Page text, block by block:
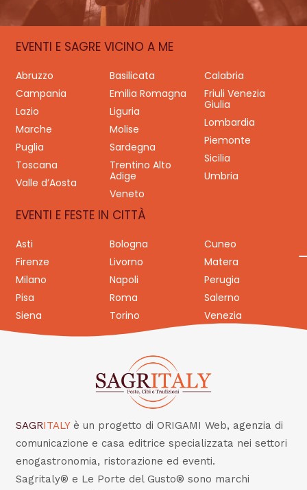
EVENTI E SAGRE VICINO A ME
Abruzzo Basilicata
Calabria
Campania
Emilia Romagna
Friuli Venezia
Giulia
Lazio
Liguria
Lombardia
Marche
Molise
Piemonte
Puglia
Sardegna
Sicilia
Toscana
Trentino Alto
Adige
Umbria
Valle d’Aosta
Veneto
EVENTI E FESTE IN CITTÀ
Asti Bologna
Cuneo
Firenze
Livorno
Matera
Milano
Napoli
Perugia
Pisa
Roma
Salerno
Siena
Torino Venezia
SAGRITALY è un progetto di ORIGAMI Web, agenzia di
comunicazione e casa editrice specializzata nei settori
enogastronomia, ristorazione ed eventi.
Sagritaly® e Le Porte del Gusto® sono marchi